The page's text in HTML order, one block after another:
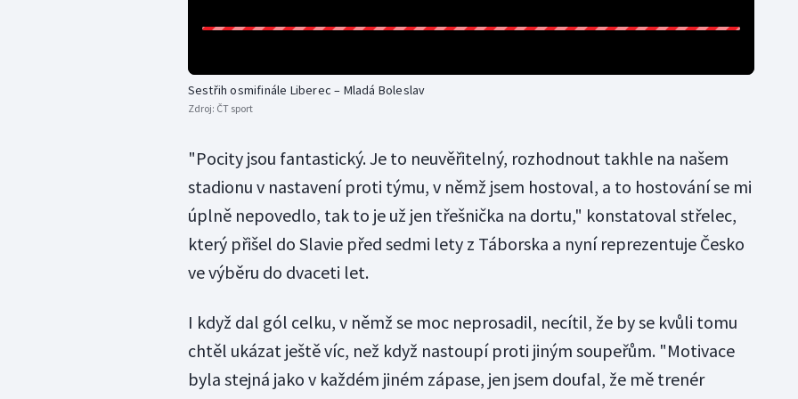
Sestřih osmifinále Liberec – Mladá Boleslav
Zdroj: ČT sport
"Pocity jsou fantastický. Je to neuvěřitelný, rozhodnout takhle na našem
stadionu v nastavení proti týmu, v němž jsem hostoval, a to hostování se mi
úplně nepovedlo, tak to je už jen třešnička na dortu," konstatoval střelec,
který přišel do Slavie před sedmi lety z Táborska a nyní reprezentuje Česko
ve výběru do dvaceti let.
I když dal gól celku, v němž se moc neprosadil, necítil, že by se kvůli tomu
chtěl ukázat ještě víc, než když nastoupí proti jiným soupeřům. "Motivace
byla stejná jako v každém jiném zápase, jen jsem doufal, že mě trenér